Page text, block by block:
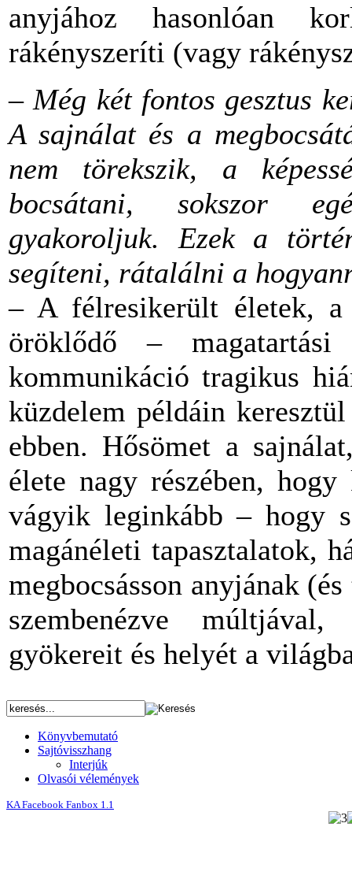
anyjához hasonlóan
rákényszeríti (vagy
– Még két fontos gesztus
A sajnálat és a
nem törekszik, a
bocsátani, sokszor
gyakoroljuk. Ezek a
segíteni, rátalálni a
– A félresikerült életek,
öröklődő –
kommunikáció tragikus
küzdelem példáin
ebben. Hősömet a
élete nagy részében,
vágyik leginkább – hogy
magánéleti tapasztalatok,
megbocsásson anyjának
szembenézve
gyökereit és helyét a
Könyvbemutató
Sajtóvisszhang
Interjúk
Olvasói vélemények
KA Facebook Fanbox 1.1